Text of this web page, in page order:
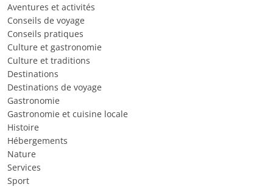
Aventures et activités
Conseils de voyage
Conseils pratiques
Culture et gastronomie
Culture et traditions
Destinations
Destinations de voyage
Gastronomie
Gastronomie et cuisine locale
Histoire
Hébergements
Nature
Services
Sport